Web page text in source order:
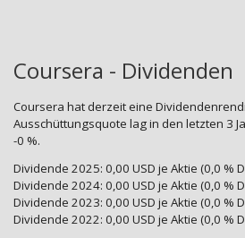
Coursera - Dividenden
Coursera hat derzeit eine
Ausschüttungsquote lag in den letzten 3
-0 %.
Dividende 2025: 0,00 USD je Aktie (0,0 %
Dividende 2024: 0,00 USD je Aktie (0,0 %
Dividende 2023: 0,00 USD je Aktie (0,0 %
Dividende 2022: 0,00 USD je Aktie (0,0 %